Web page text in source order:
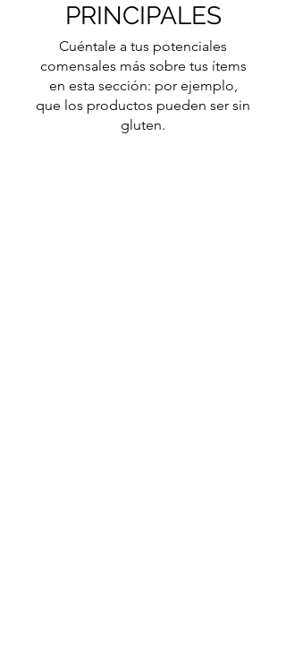
PRINCIPALES
Cuéntale a tus potenciales
comensales más sobre tus ítems
en esta sección: por ejemplo,
que los productos pueden ser sin
gluten.